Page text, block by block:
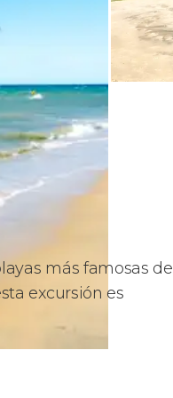
más famosas de
excursión es